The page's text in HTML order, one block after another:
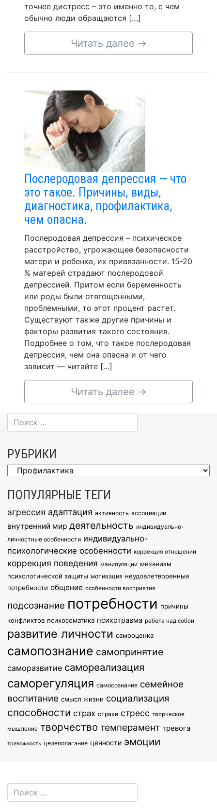
точнее дистресс – это именно то, с чем
обычно люди обращаются […]
Читать далее →
Послеродовая депрессия — что
это такое. Причины, виды,
диагностика, профилактика,
чем опасна.
Послеродовая депрессия – психическое
расстройство, угрожающее безопасности
матери и ребенка, их привязанности. 15-20
% матерей страдают послеродовой
депрессией. Притом если беременность
или роды были отягощенными,
проблемными, то этот процент растет.
Существуют также другие причины и
факторы развития такого состояния.
Подробнее о том, что такое послеродовая
депрессия, чем она опасна и от чего
зависит — читайте […]
Читать далее →
РУБРИКИ
Рубрики
ПОПУЛЯРНЫЕ ТЕГИ
агрессия адаптация активность ассоциации
внутренний мир деятельность индивидуально-
личностные особенности индивидуально-
психологические особенности коррекция отношений
коррекция поведения манипуляции механизм
психологической защиты мотивация неудовлетворенные
потребности общение особенности восприятия
подсознание потребности причины
конфликтов психосоматика психотравма работа над собой
развитие личности самооценка
самопознание самопринятие
саморазвитие самореализация
саморегуляция самосознание семейное
воспитание смысл жизни социализация
способности страх страхи стресс творческое
мышление творчество темперамент тревога
тревожность целеполагание ценности эмоции